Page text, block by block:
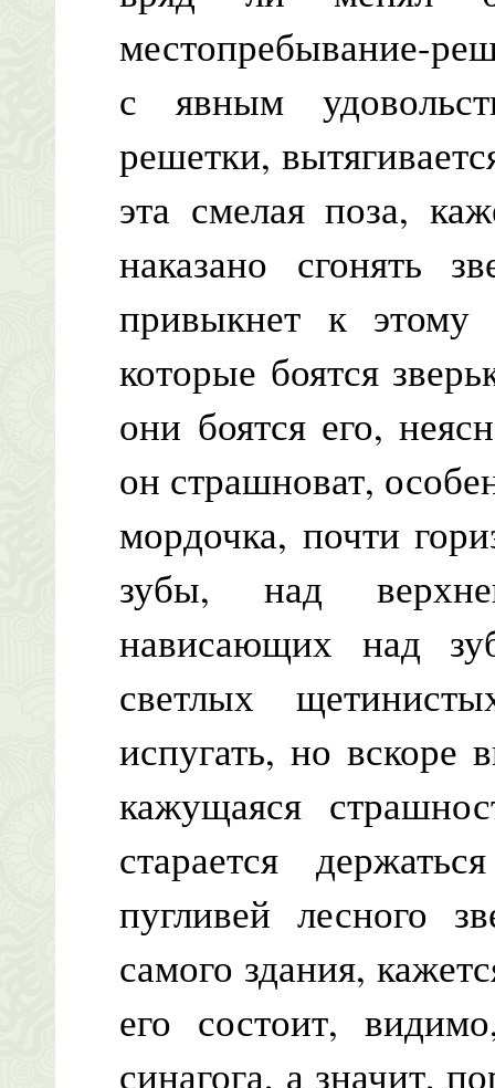
местопребывание-
с явным
решетки,
эта смелая поза,
наказано сгонять
привыкнет к
которые боятся
они боятся его,
он страшноват,
мордочка, почти
зубы, над
нависающих над
светлых
испугать, но вскоре
кажущаяся
старается
пугливей лесного
самого здания,
его состоит,
синагога, а значит,